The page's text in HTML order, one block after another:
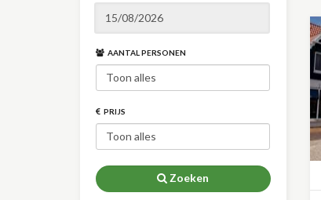
AANTAL PERSONEN
PRIJS
Zoeken